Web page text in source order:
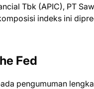
Tbk (APIC), PT
indeks ini
Fed
pengumuman